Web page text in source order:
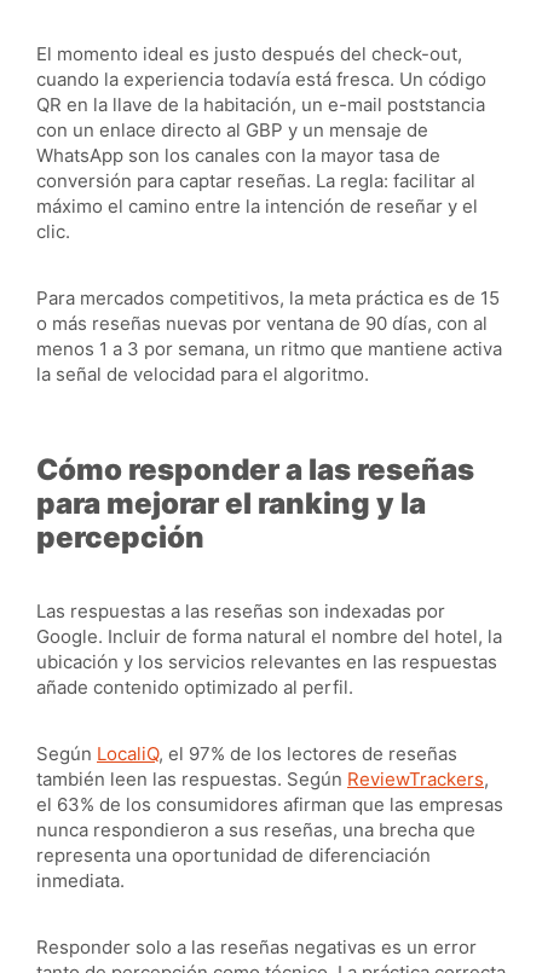
El momento ideal es justo después del check-out,
cuando la experiencia todavía está fresca. Un código
QR en la llave de la habitación, un e-mail poststancia
con un enlace directo al GBP y un mensaje de
WhatsApp son los canales con la mayor tasa de
conversión para captar reseñas. La regla: facilitar al
máximo el camino entre la intención de reseñar y el
clic.
Para mercados competitivos, la meta práctica es de 15
o más reseñas nuevas por ventana de 90 días, con al
menos 1 a 3 por semana, un ritmo que mantiene activa
la señal de velocidad para el algoritmo.
Cómo responder a las reseñas
para mejorar el ranking y la
percepción
Las respuestas a las reseñas son indexadas por
Google. Incluir de forma natural el nombre del hotel, la
ubicación y los servicios relevantes en las respuestas
añade contenido optimizado al perfil.
Según LocaliQ, el 97% de los lectores de reseñas
también leen las respuestas. Según ReviewTrackers,
el 63% de los consumidores afirman que las empresas
nunca respondieron a sus reseñas, una brecha que
representa una oportunidad de diferenciación
inmediata.
Responder solo a las reseñas negativas es un error